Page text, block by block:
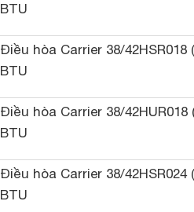
BTU
Điều hòa Carrier 38/42HSR018
BTU
Điều hòa Carrier 38/
BTU
Điều hòa Carrier 38/42HSR024
BTU